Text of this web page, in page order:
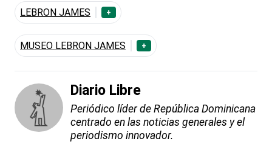
LEBRON JAMES +
MUSEO LEBRON JAMES +
Diario Libre
Periódico líder de República Dominicana
centrado en las noticias generales y el
periodismo innovador.